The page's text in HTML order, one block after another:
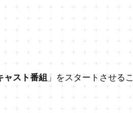
ャスト番組 」をスタートさせる